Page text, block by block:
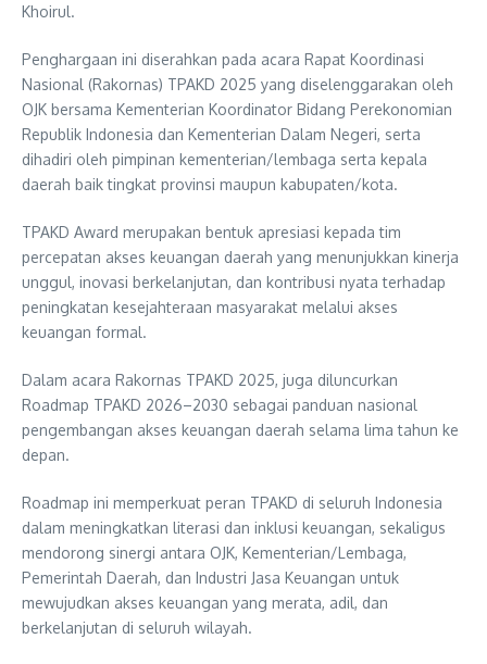
Khoirul.
Penghargaan ini diserahkan pada acara Rapat Koordinasi
Nasional (Rakornas) TPAKD 2025 yang diselenggarakan oleh
OJK bersama Kementerian Koordinator Bidang Perekonomian
Republik Indonesia dan Kementerian Dalam Negeri, serta
dihadiri oleh pimpinan kementerian/lembaga serta kepala
daerah baik tingkat provinsi maupun kabupaten/kota.
TPAKD Award merupakan bentuk apresiasi kepada tim
percepatan akses keuangan daerah yang menunjukkan kinerja
unggul, inovasi berkelanjutan, dan kontribusi nyata terhadap
peningkatan kesejahteraan masyarakat melalui akses
keuangan formal.
Dalam acara Rakornas TPAKD 2025, juga diluncurkan
Roadmap TPAKD 2026–2030 sebagai panduan nasional
pengembangan akses keuangan daerah selama lima tahun ke
depan.
Roadmap ini memperkuat peran TPAKD di seluruh Indonesia
dalam meningkatkan literasi dan inklusi keuangan, sekaligus
mendorong sinergi antara OJK, Kementerian/Lembaga,
Pemerintah Daerah, dan Industri Jasa Keuangan untuk
mewujudkan akses keuangan yang merata, adil, dan
berkelanjutan di seluruh wilayah.